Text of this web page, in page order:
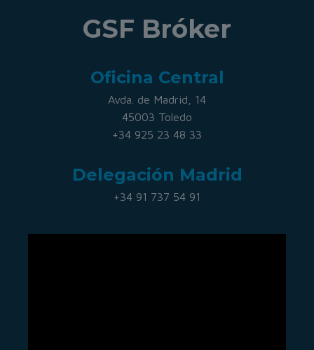
GSF Bróker
Oficina Central
Avda. de Madrid, 14
45003 Toledo
+34 925 23 48 33
Delegación Madrid
+34 91 737 54 91